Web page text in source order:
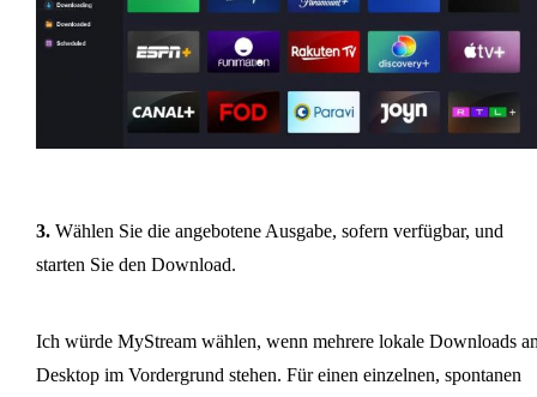
3.Wählen Sie die angebotene Ausgabe, sofern verfügbar, und
starten Sie den Download.
Ich würde MyStream wählen, wenn mehrere lokale Downloads
Desktop im Vordergrund stehen. Für einen einzelnen, spontanen